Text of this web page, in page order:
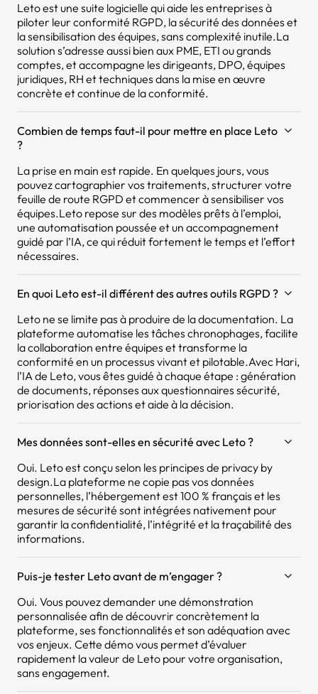
Leto est une suite logicielle qui aide les entreprises à
piloter leur conformité RGPD, la sécurité des données et
la sensibilisation des équipes, sans complexité inutile.La
solution s’adresse aussi bien aux PME, ETI ou grands
comptes, et accompagne les dirigeants, DPO, équipes
juridiques, RH et techniques dans la mise en œuvre
concrète et continue de la conformité.
Combien de temps faut-il pour mettre en place Leto
?
La prise en main est rapide. En quelques jours, vous
pouvez cartographier vos traitements, structurer votre
feuille de route RGPD et commencer à sensibiliser vos
équipes.Leto repose sur des modèles prêts à l’emploi,
une automatisation poussée et un accompagnement
guidé par l’IA, ce qui réduit fortement le temps et l’effort
nécessaires.
En quoi Leto est-il différent des autres outils RGPD ?
Leto ne se limite pas à produire de la documentation. La
plateforme automatise les tâches chronophages, facilite
la collaboration entre équipes et transforme la
conformité en un processus vivant et pilotable.Avec Hari,
l’IA de Leto, vous êtes guidé à chaque étape : génération
de documents, réponses aux questionnaires sécurité,
priorisation des actions et aide à la décision.
Mes données sont-elles en sécurité avec Leto ?
Oui. Leto est conçu selon les principes de privacy by
design.La plateforme ne copie pas vos données
personnelles, l’hébergement est 100 % français et les
mesures de sécurité sont intégrées nativement pour
garantir la confidentialité, l’intégrité et la traçabilité des
informations.
Puis-je tester Leto avant de m’engager ?
Oui. Vous pouvez demander une démonstration
personnalisée afin de découvrir concrètement la
plateforme, ses fonctionnalités et son adéquation avec
vos enjeux. Cette démo vous permet d’évaluer
rapidement la valeur de Leto pour votre organisation,
sans engagement.